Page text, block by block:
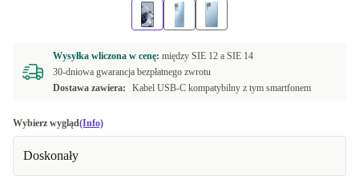
Wysyłka wliczona w cenę: między SIE 12 a SIE 14
30-dniowa gwarancja bezpłatnego zwrotu
Dostawa zawiera:
Kabel USB-C kompatybilny z tym smartfonem
Wybierz wygląd(Info)
Doskonały